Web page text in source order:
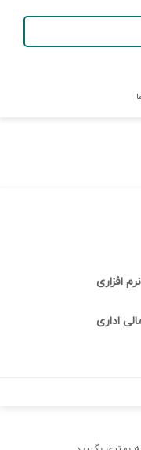
افزاری
اداری